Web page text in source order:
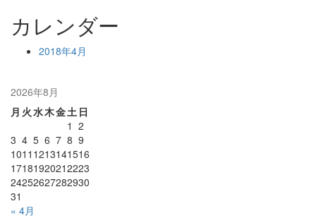
カレンダー
2018年4月
2026年8月
月 火水木金土 日
1 2
3 4 5 6 7 8 9
1011 1213141516
17181920212223
24252627282930
31
« 4月